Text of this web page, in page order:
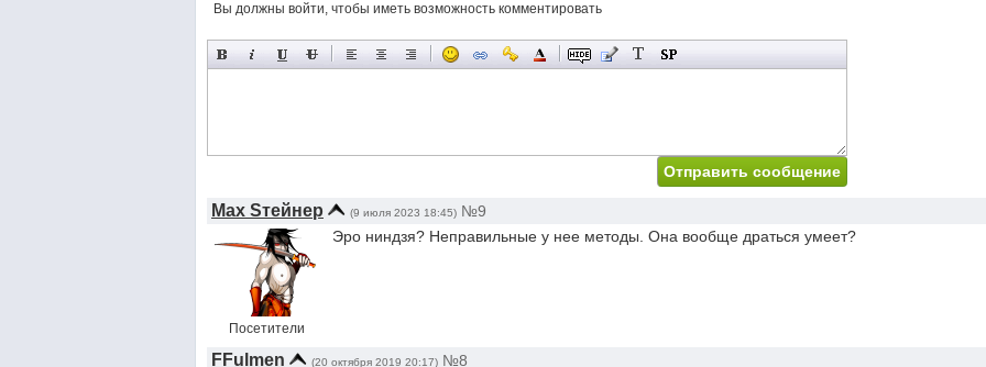
Вы должны войти, чтобы иметь возможность комментировать
Max Sтейнер (9 июля 2023 18:45) №9
Посетители
Эро ниндзя? Неправильные у нее методы. Она вообще драться умеет?
FFulmen (20 октября 2019 20:17) №8